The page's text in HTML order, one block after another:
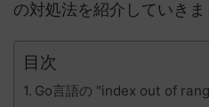
の対処法を紹介していきま
目次
Go言語の "index out of